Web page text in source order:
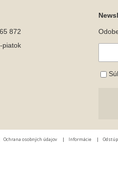
872
piatok
Ochrana osobných údajov | Informácie |